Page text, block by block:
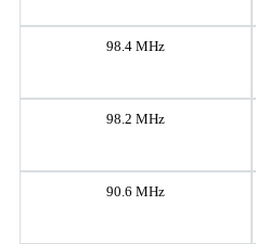
98.4 MHz
98.2 MHz
90.6 MHz